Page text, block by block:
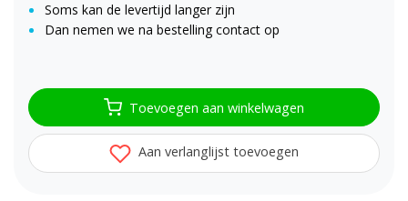
Soms kan de levertijd langer zijn
Dan nemen we na bestelling contact op
Toevoegen aan winkelwagen
Aan verlanglijst toevoegen